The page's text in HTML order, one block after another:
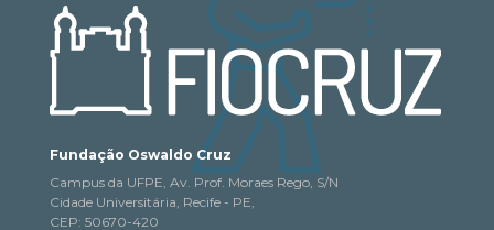
Fundação Oswaldo Cruz
Campus da UFPE, Av. Prof. Moraes Rego, S/N
Cidade Universitária, Recife - PE,
CEP: 50670-420